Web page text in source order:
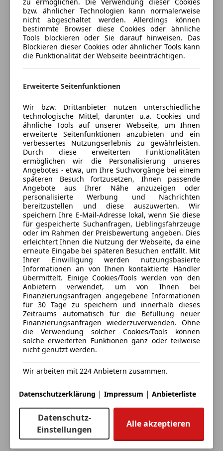
ABS
Abstandstempomat
Abstandswarner
Airbag hinten
Alarmanlage
Fahrerairbag
Isofix
Kopfairbag
LED-Scheinwerfer
LED-Tagfahrlicht
Müdigkeitswarnsystem
Nebelscheinwerfer
Notbremsassistent
Notrufsystem
Reifendruckkontrollsystem
Seitenairbag
Servolenkung
Spurhalteassistent
Tagfahrlicht
Verkehrszeichenerkennung
Voll-LED Scheinwerfer
Wegfahrsperre
Zentralverriegelung mit Funkfernbedienung
Extras
Alufelgen
Dachreling
Pannenkit
Sportpaket
Sportsitze
Sprachsteuerung
Porsche Wiener Neustadt
Sternebewertung 5 von 5
5Sterne
(90% Weiterempfehlungen)
Anbieter auf AutoScout24 seit 2021
Geschlossen
Neunkirchner Straße 90 ,
2700 Wiener Neustadt, AT
Kontakt
Michael Glatz-Wrba
Alle Fahrzeuge des Anbieters
Anbieter kontaktieren
Deine Nachricht
Eintauschwagen: Kaufen und verkaufen in nur einem
Schritt
Ich möchte mein Auto in Zahlung geben
Fahrzeugdaten hinzufügen
zu ermöglichen. Die Verwendung dieser Cookies
bzw. ähnlicher Technologien kann normalerweise
nicht abgeschaltet werden. Allerdings können
bestimmte Browser diese Cookies oder ähnliche
Tools blockieren oder Sie darauf hinweisen. Das
Blockieren dieser Cookies oder ähnlicher Tools kann
die Funktionalität der Webseite beeinträchtigen.
Erweiterte Seitenfunktionen
Wir bzw. Drittanbieter nutzen unterschiedliche
technologische Mittel, darunter u.a. Cookies und
ähnliche Tools auf unserer Webseite, um Ihnen
erweiterte Seitenfunktionen anzubieten und ein
verbessertes Nutzungserlebnis zu gewährleisten.
Durch diese erweiterten Funktionalitäten
ermöglichen wir die Personalisierung unseres
Angebotes - etwa, um Ihre Suchvorgänge bei einem
späteren Besuch fortzusetzen, Ihnen passende
Angebote aus Ihrer Nähe anzuzeigen oder
personalisierte Werbung und Nachrichten
bereitzustellen und diese auszuwerten. Wir
speichern Ihre E-Mail-Adresse lokal, wenn Sie diese
für gespeicherte Suchanfragen, Lieblingsfahrzeuge
oder im Rahmen der Preisbewertung angeben. Dies
erleichtert Ihnen die Nutzung der Webseite, da eine
erneute Eingabe bei späteren Besuchen entfällt. Mit
Ihrer Einwilligung werden nutzungsbasierte
Informationen an von Ihnen kontaktierte Händler
übermittelt. Einige Cookies/Tools werden von den
Anbietern verwendet, um von Ihnen bei
Finanzierungsanfragen angegebene Informationen
für 30 Tage zu speichern und innerhalb dieses
Zeitraums automatisch für die Befüllung neuer
Finanzierungsanfragen wiederzuverwenden. Ohne
die Verwendung solcher Cookies/Tools können
solche erweiterten Funktionen ganz oder teilweise
nicht genutzt werden.
Wir arbeiten mit 224 Anbietern zusammen.
Datenschutzerklärung | Impressum | Anbieterliste
Datenschutz-
Einstellungen
Alle akzeptieren